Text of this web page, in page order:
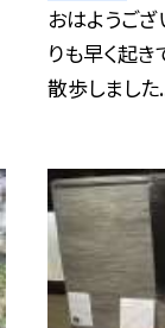
おはようご
りも早く起き
散歩しました